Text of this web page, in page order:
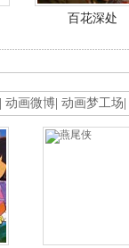
百花深处
动画微博 动画梦工场